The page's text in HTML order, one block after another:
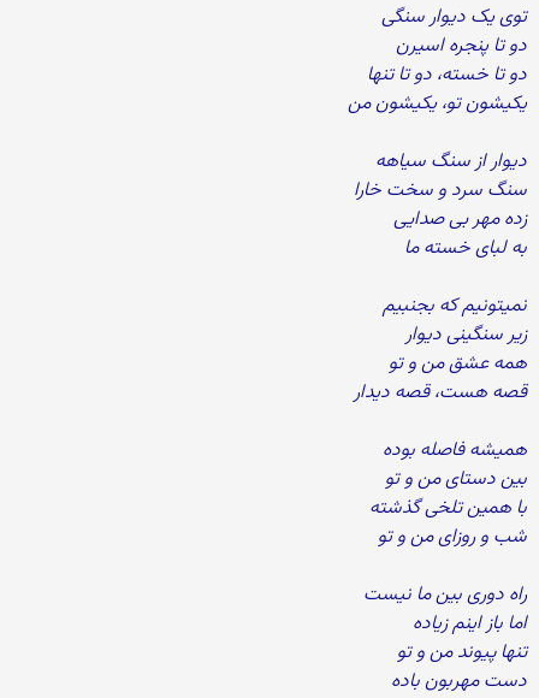
توی یک دیوار سنگی
دو تا پنجره اسیرن
دو تا خسته، دو تا تنها
یکیشون تو، یکیشون من
دیوار از سنگ سیاهه
سنگ سرد و سخت خارا
زده مهر بی صدایی
به لبای خسته ما
نمیتونیم که بجنبیم
زیر سنگینی دیوار
همه عشق من و تو
قصه هست، قصه دیدار
همیشه فاصله بوده
بین دستای من و تو
با همین تلخی گذشته
شب و روزای من و تو
راه دوری بین ما نیست
اما باز اینم زیاده
تنها پیوند من و تو
دست مهربون باده